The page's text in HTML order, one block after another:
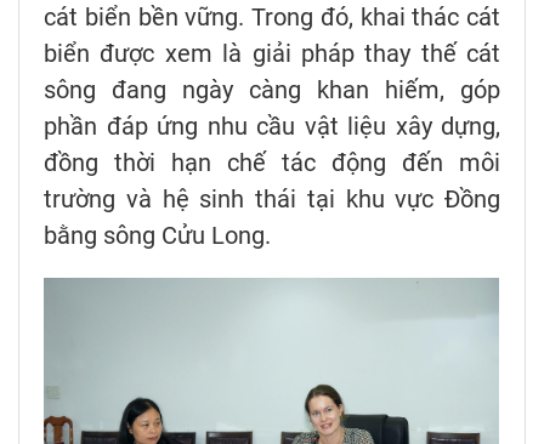
cát biển bền vững. Trong đó, khai thác cát
biển được xem là giải pháp thay thế cát
sông đang ngày càng khan hiếm, góp
phần đáp ứng nhu cầu vật liệu xây dựng,
đồng thời hạn chế tác động đến môi
trường và hệ sinh thái tại khu vực Đồng
bằng sông Cửu Long.